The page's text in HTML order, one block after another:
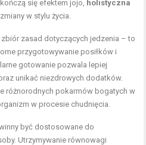
się efektem jojo,
holistyczna
w stylu życia.
zasad dotyczących jedzenia – to
przygotowywanie posiłków i
gotowanie pozwala lepiej
unikać niezdrowych dodatków.
różnorodnych pokarmów bogatych w
w procesie chudnięcia.
być dostosowane do
Utrzymywanie równowagi